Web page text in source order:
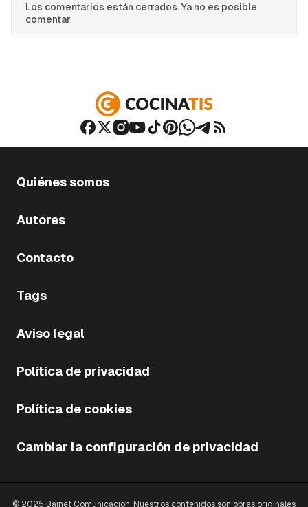
Los comentarios están cerrados. Ya no es posible
comentar
Quiénes somos
Autores
Contacto
Tags
Aviso legal
Política de privacidad
Política de cookies
Cambiar la configuración de privacidad
© 2025 Bainet Comunicación. Nuestros contenidos son obras originales